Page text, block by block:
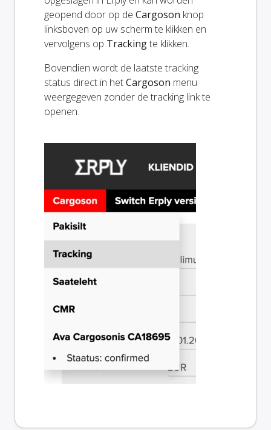
geopend door op de Cargoson knop
linksboven op uw scherm te klikken en
vervolgens op Trackingte klikken.
Bovendien wordt de laatste tracking
status direct in hetCargoson menu
weergegeven zonder de tracking link te
openen.